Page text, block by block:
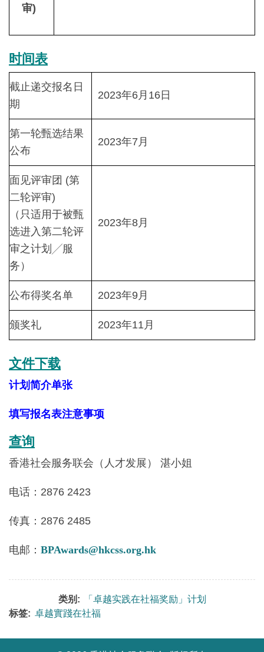
审)
时间表
截止递交报名日
期
2023年6月16日
第一轮甄选结果
公布
2023年7月
面见评审团 (第
二轮评审)
（只适用于被甄
选进入第二轮评
审之计划╱服
务）
2023年8月
公布得奖名单 2023年9月
颁奖礼 2023年11月
文件下载
计划简介单张
填写报名表注意事项
查询
香港社会服务联会（人才发展） 湛小姐
电话：2876 2423
传真：2876 2485
电邮： BPAwards@hkcss.org.hk
类别:
「卓越实践在社福奖励」计划
标签: 卓越實踐在社福